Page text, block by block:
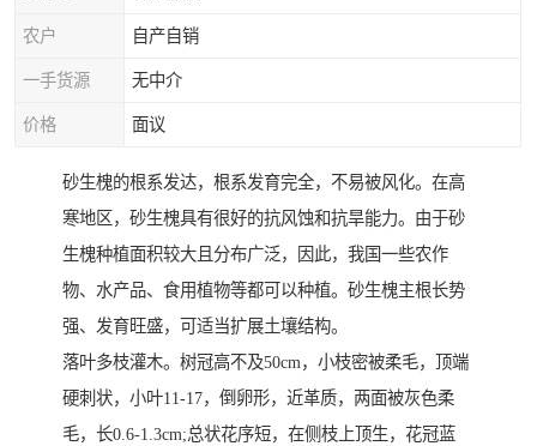
农户 自产自销
一手货源 无中介
价格 面议
砂生槐的根系发达，根系发育完全，不易被风化。在高
寒地区，砂生槐具有很好的抗风蚀和抗旱能力。由于砂
生槐种植面积较大且分布广泛，因此，我国一些农作
物、水产品、食用植物等都可以种植。砂生槐主根长势
强、发育旺盛，可适当扩展土壤结构。
落叶多枝灌木。树冠高不及50cm，小枝密被柔毛，顶端
硬刺状，小叶11-17，倒卵形，近革质，两面被灰色柔
毛，长0.6-1.3cm;总状花序短，在侧枝上顶生，花冠蓝